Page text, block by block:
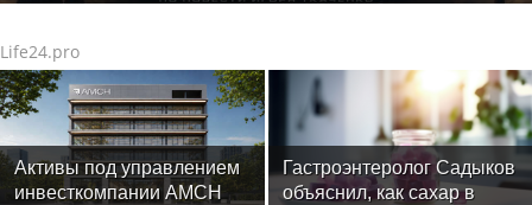
Life24.pro
Активы под управлением
инвесткомпании AMCH
Гастроэнтеролог Садыков
объяснил, как сахар в